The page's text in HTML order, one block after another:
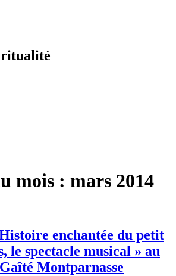
mois : mars 2014
enchantée du petit
le spectacle musical » au
Montparnasse